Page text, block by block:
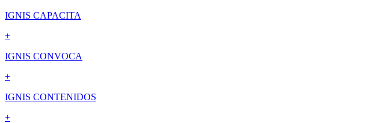
IGNIS CAPACITA
+
IGNIS CONVOCA
+
IGNIS CONTENIDOS
+